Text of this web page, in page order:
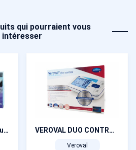
qui pourraient vous
intéresser
CLEARBLUE Test d’Ovulation Digital Avancé 2 Hormones (4 jours de fertilité) x 10 VEROVAL DUO CONTROL avec brassard souple 22 à 32 cm
Veroval